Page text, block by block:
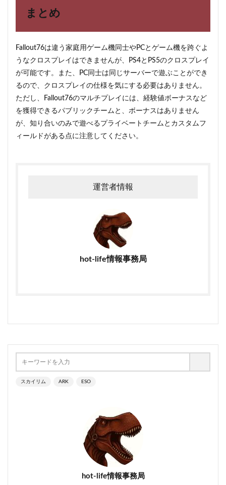
まとめ
Fallout76は違う家庭用ゲーム機同士やPCとゲーム機を跨ぐよ
うなクロスプレイはできませんが、PS4とPS5のクロスプレイ
が可能です。また、PC同士は同じサーバーで遊ぶことができ
るので、クロスプレイの仕様を気にする必要はありません。
ただし、Fallout76のマルチプレイには、経験値ボーナスなど
を獲得できるパブリックチームと、ボーナスはありません
が、知り合いのみで遊べるプライベートチームとカスタムフ
ィールドがある点に注意してください。
運営者情報
hot-life情報事務局
スカイリム ARK ESO
hot-life情報事務局